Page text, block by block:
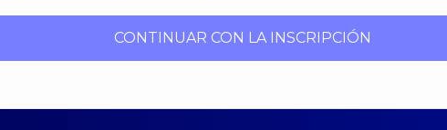
CONTINUAR CON LA INSCRIPCIÓN